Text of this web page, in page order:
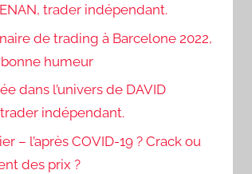
trader indépendant.
de trading à Barcelone 2022,
humeur
dans l’univers de DAVID
trader indépendant.
– l’après COVID-19 ? Crack ou
des prix ?